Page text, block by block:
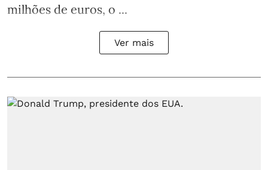
milhões de euros, o ...
Ver mais